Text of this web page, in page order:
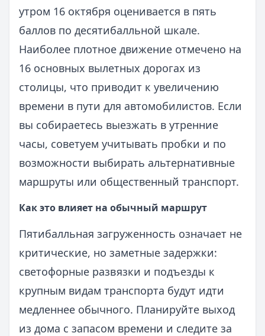
утром 16 октября оценивается в пять
баллов по десятибалльной шкале.
Наиболее плотное движение отмечено на
16 основных вылетных дорогах из
столицы, что приводит к увеличению
времени в пути для автомобилистов. Если
вы собираетесь выезжать в утренние
часы, советуем учитывать пробки и по
возможности выбирать альтернативные
маршруты или общественный транспорт.
Как это влияет на обычный маршрут
Пятибалльная загруженность означает не
критические, но заметные задержки:
светофорные развязки и подъезды к
крупным видам транспорта будут идти
медленнее обычного. Планируйте выход
из дома с запасом времени и следите за